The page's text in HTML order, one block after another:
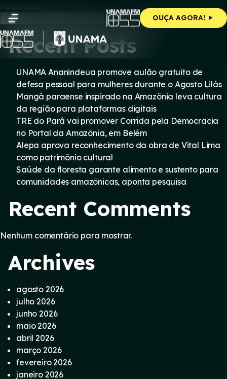
content
OUÇA AGORA!
Pesquisar
Pesquisar
Recent Posts
UNAMA Ananindeua promove aulão gratuito de
defesa pessoal para mulheres durante o Agosto Lilás
Mangá paraense inspirado na Amazônia leva cultura
da região para plataformas digitais
TRE do Pará vai promover Corrida pela Democracia
no Portal da Amazônia, em Belém
Alepa aprova reconhecimento da obra de Vital Lima
como patrimônio cultural
Saúde da floresta garante alimento e sustento para
comunidades amazônicas, aponta pesquisa
Recent Comments
Nenhum comentário para mostrar.
Archives
agosto 2026
julho 2026
junho 2026
maio 2026
abril 2026
março 2026
fevereiro 2026
janeiro 2026